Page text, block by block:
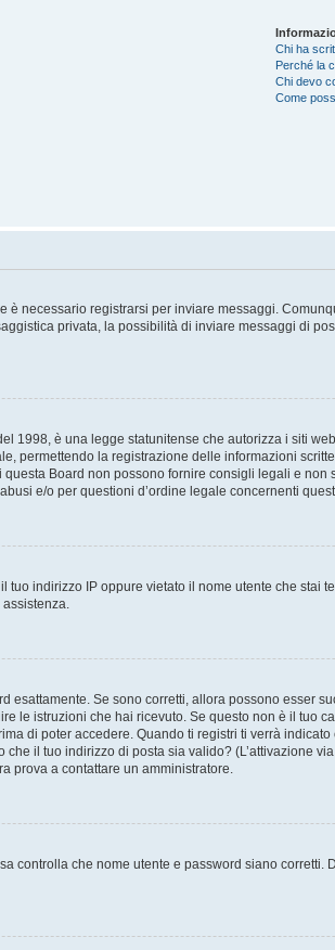
Chi ha
Perché la
Chi devo
Come
è necessario registrarsi per inviare messaggi.
privata, la possibilità di inviare messaggi di
1998, è una legge statunitense che autorizza i siti
permettendo la registrazione delle informazioni
Board non possono fornire consigli legali e
e/o per questioni d’ordine legale concernenti
tuo indirizzo IP oppure vietato il nome utente che
esattamente. Se sono corretti, allora possono esser
le istruzioni che hai ricevuto. Se questo non è il tuo
di poter accedere. Quando ti registri ti verrà
il tuo indirizzo di posta sia valido? (L’attivazione
prova a contattare un amministratore.
controlla che nome utente e password siano